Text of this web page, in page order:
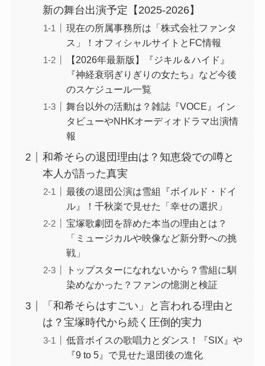
新の舞台出演予定【2025-2026】
現在の所属事務所は「株式会社ファンタ
ス」！オフィシャルサイトとFC情報
【2026年最新版】『ジキル＆ハイド』
『神経衰弱ぎりぎりの女たち』など今後
のスケジュール一覧
舞台以外の活動は？雑誌『VOCE』イン
タビューやNHKオーディオドラマ出演情
報
和希そらの退団理由は？知恵袋での噂と
本人が語った真実
最後の退団公演は雪組『ボイルド・ドイ
ル』！千秋楽で見せた「幸せの選択」
宝塚歌劇団を辞めた本当の理由とは？
「ミュージカルや映像など新分野への挑
戦」
トップスターになれないから？雪組に馴
染めなかった？ファンの憶測と検証
「和希そらはすごい」と言われる理由と
は？宝塚時代から続く圧倒的実力
低音ボイスの歌唱力とダンス！『SIX』や
『9 to 5』で見せた退団後の進化